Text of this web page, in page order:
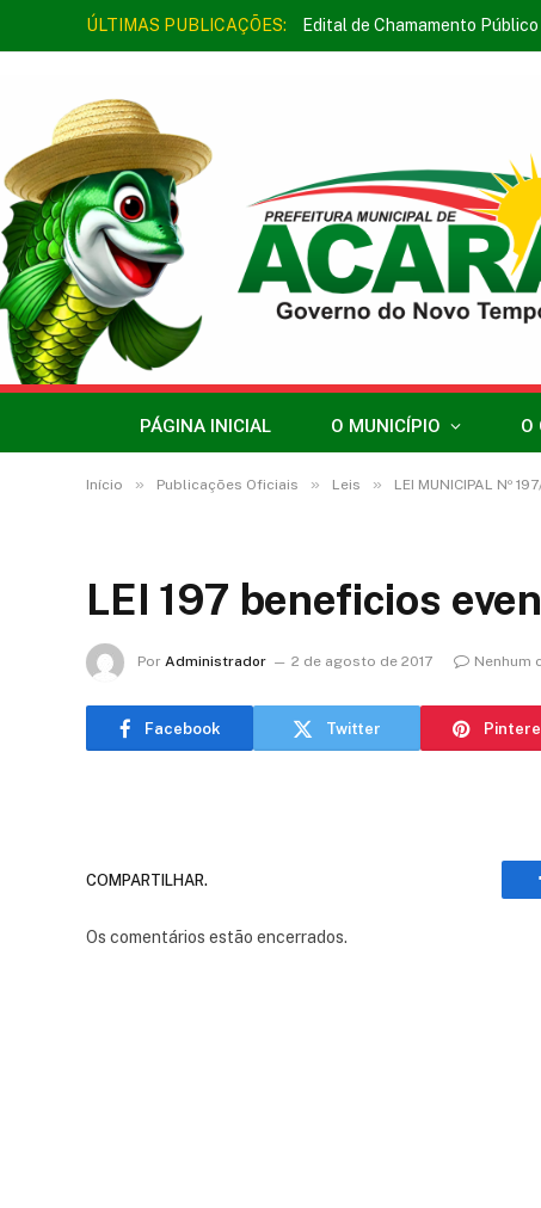
ÚLTIMAS PUBLICAÇÕES: Edital de Chamamento
PÁGINA INICIAL O MUNICÍPIO O
Início » Publicações Oficiais » Leis » LEI MUNICIPAL Nº
LEI 197 beneficios
Por Administrador 2 de agosto de 2017 Nenhum
Facebook Twitter
COMPARTILHAR.
Os comentários estão encerrados.